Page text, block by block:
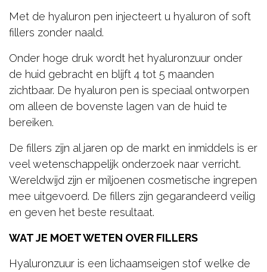
RESERVEER NU
Met de hyaluron pen injecteert u hyaluron of soft
fillers zonder naald.
Onder hoge druk wordt het hyaluronzuur onder
de huid gebracht en blijft 4 tot 5 maanden
zichtbaar. De hyaluron pen is speciaal ontworpen
om alleen de bovenste lagen van de huid te
bereiken.
De fillers zijn al jaren op de markt en inmiddels is er
veel wetenschappelijk onderzoek naar verricht.
Wereldwijd zijn er miljoenen cosmetische ingrepen
mee uitgevoerd. De fillers zijn gegarandeerd veilig
en geven het beste resultaat.
WAT JE MOET WETEN OVER FILLERS
Hyaluronzuur is een lichaamseigen stof welke de